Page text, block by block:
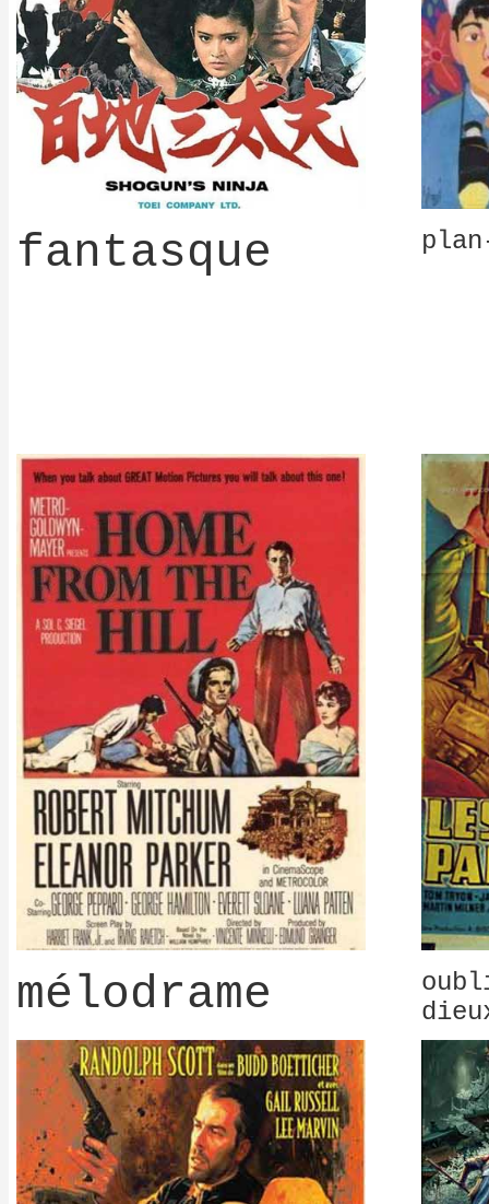
fantasque
mélodrame